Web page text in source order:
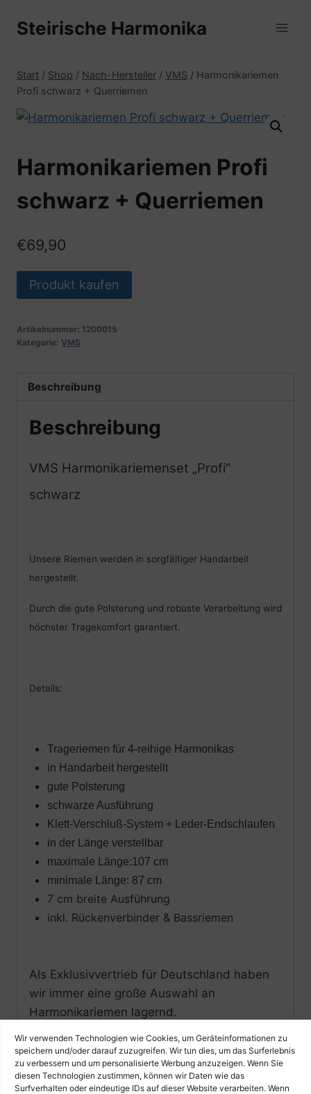
Wir verwenden Technologien wie Cookies, um Geräteinformationen zu
speichern und/oder darauf zuzugreifen. Wir tun dies, um das Surferlebnis
zu verbessern und um personalisierte Werbung anzuzeigen. Wenn Sie
diesen Technologien zustimmen, können wir Daten wie das
Surfverhalten oder eindeutige IDs auf dieser Website verarbeiten. Wenn
InhaltSteirische Harmonika
Start / Shop / Nach-Hersteller / VMS / Harmonikariemen
Profi schwarz + Querriemen
Harmonikariemen Profi
schwarz + Querriemen
€69,90
Produkt kaufen
Artikelnummer: 1200015
Kategorie: VMS
Beschreibung
Beschreibung
VMS Harmonikariemenset „Profi“
schwarz
Unsere Riemen werden in sorgfältiger Handarbeit
hergestellt.
Durch die gute Polsterung und robuste Verarbeitung wird
höchster Tragekomfort garantiert.
Details:
Trageriemen für 4-reihige Harmonikas
in Handarbeit hergestellt
gute Polsterung
schwarze Ausführung
Klett-Verschluß-System + Leder-Endschlaufen
in der Länge verstellbar
maximale Länge:107 cm
minimale Länge: 87 cm
7 cm breite Ausführung
inkl. Rückenverbinder & Bassriemen
Als Exklusivvertrieb für Deutschland haben
wir immer eine große Auswahl an
Harmonikariemen lagernd.
Sie sind Händler??